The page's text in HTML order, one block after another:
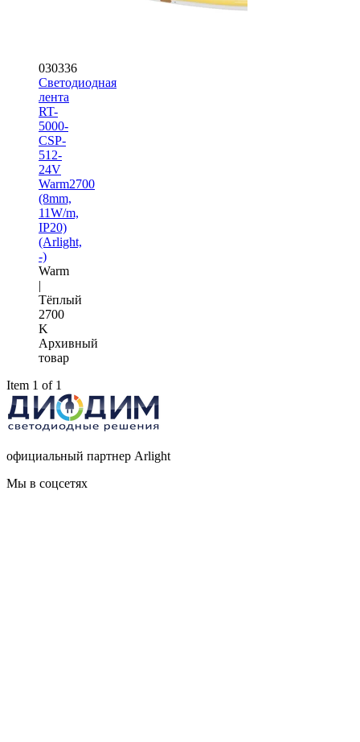
030336
Светодиодная
лента
RT-
5000-
CSP-
512-
24V
Warm2700
(8mm,
11W/m,
IP20)
(Arlight,
-)
Warm
|
Тёплый
2700
K
Архивный
товар
Item 1 of 1
официальный партнер Arlight
Мы в соцсетях